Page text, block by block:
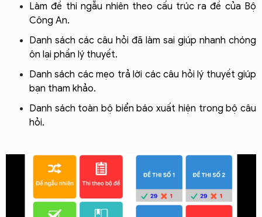
Làm đề thi ngẫu nhiên theo cấu trúc ra đề của Bộ
Công An.
Danh sách các câu hỏi đã làm sai giúp nhanh chóng
ôn lại phần lý thuyết.
Danh sách các mẹo trả lời các câu hỏi lý thuyết giúp
bạn tham khảo.
Danh sách toàn bộ biển báo xuất hiện trong bộ câu
hỏi.